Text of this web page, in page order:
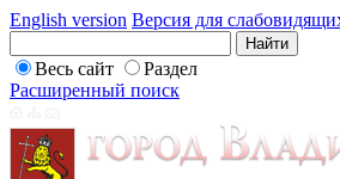
English version Версия для
Весь сайт
Раздел
Расширенный поиск